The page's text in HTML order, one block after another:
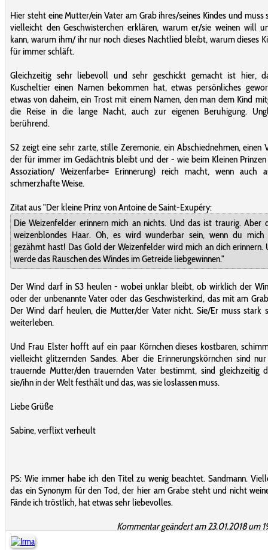
Hier steht eine Mutter/ein Vater am Grab ihres/seines Kindes und muss
vielleicht den Geschwisterchen erklären, warum er/sie weinen will
kann, warum ihm/ ihr nur noch dieses Nachtlied bleibt, warum dieses
für immer schläft.
Gleichzeitig sehr liebevoll und sehr geschickt gemacht ist hier,
Kuscheltier einen Namen bekommen hat, etwas persönliches
etwas von daheim, ein Trost mit einem Namen, den man dem Kind
die Reise in die lange Nacht, auch zur eigenen Beruhigung.
berührend.
S2 zeigt eine sehr zarte, stille Zeremonie, ein Abschiednehmen, einen
der für immer im Gedächtnis bleibt und der - wie beim Kleinen Prinzen
Assoziation/ Weizenfarbe= Erinnerung) reich macht, wenn auch
schmerzhafte Weise.
Zitat aus "Der kleine Prinz von Antoine de Saint-Exupéry:
Die Weizenfelder erinnern mich an nichts. Und das ist traurig. Aber
weizenblondes Haar. Oh, es wird wunderbar sein, wenn du mich
gezähmt hast! Das Gold der Weizenfelder wird mich an dich erinnern.
werde das Rauschen des Windes im Getreide liebgewinnen."
Der Wind darf in S3 heulen - wobei unklar bleibt, ob wirklich der
oder der unbenannte Vater oder das Geschwisterkind, das mit am
Der Wind darf heulen, die Mutter/der Vater nicht. Sie/Er muss stark
weiterleben.
Und Frau Elster hofft auf ein paar Körnchen dieses kostbaren,
vielleicht glitzernden Sandes. Aber die Erinnerungskörnchen sind
trauernde Mutter/den trauernden Vater bestimmt, sind gleichzeitig
sie/ihn in der Welt festhält und das, was sie loslassen muss.
Liebe Grüße
Sabine, verflixt verheult
PS: Wie immer habe ich den Titel zu wenig beachtet. Sandmann.
das ein Synonym für den Tod, der hier am Grabe steht und nicht
Fände ich tröstlich, hat etwas sehr liebevolles.
Kommentar geändert am 23.01.2018 um